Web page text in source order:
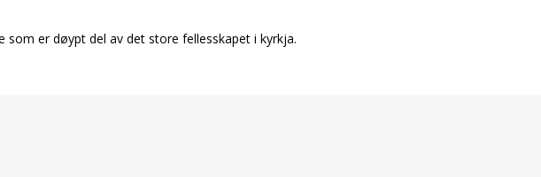
er døypt del av det store fellesskapet i kyrkja.